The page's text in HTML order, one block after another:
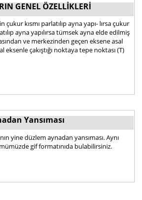
GENEL ÖZELLİKLERİ
çukur kısmı parlatılıp ayna yapı- lırsa çukur
ayna yapılırsa tümsek ayna elde edilmiş
ve merkezinden geçen eksene asal
eksenle çakıştığı noktaya tepe noktası (T)
Yansıması
yine düzlem aynadan yansıması. Aynı
gif formatınıda bulabilirsiniz.